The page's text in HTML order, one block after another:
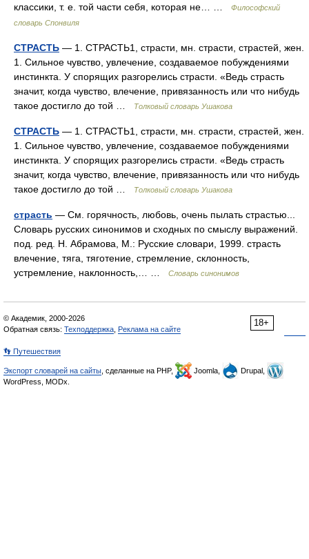
классики, т. е. той части себя, которая не… …
Философский
словарь Спонвиля
СТРАСТЬ — 1. СТРАСТЬ1, страсти, мн. страсти, страстей, жен.
1. Сильное чувство, увлечение, создаваемое побуждениями
инстинкта. У спорящих разгорелись страсти. «Ведь страсть
значит, когда чувство, влечение, привязанность или что нибудь
такое достигло до той …
Толковый словарь Ушакова
СТРАСТЬ — 1. СТРАСТЬ1, страсти, мн. страсти, страстей, жен.
1. Сильное чувство, увлечение, создаваемое побуждениями
инстинкта. У спорящих разгорелись страсти. «Ведь страсть
значит, когда чувство, влечение, привязанность или что нибудь
такое достигло до той …
Толковый словарь Ушакова
страсть — См. горячность, любовь, очень пылать страстью...
Словарь русских синонимов и сходных по смыслу выражений.
под. ред. Н. Абрамова, М.: Русские словари, 1999. страсть
влечение, тяга, тяготение, стремление, склонность,
устремление, наклонность,… …
Словарь синонимов
18+
© Академик, 2000-2026
Обратная связь: Техподдержка Реклама на сайте
👣 Путешествия
Экспорт словарей на сайты , сделанные на PHP, Joomla,
Drupal,
WordPress, MODx.